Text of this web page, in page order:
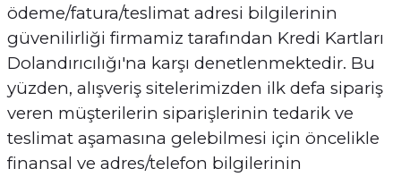
ödeme/fatura/teslimat adresi bilgilerinin
güvenilirliği firmamiz tarafından Kredi Kartları
Dolandırıcılığı'na karşı denetlenmektedir. Bu
yüzden, alışveriş sitelerimizden ilk defa sipariş
veren müşterilerin siparişlerinin tedarik ve
teslimat aşamasına gelebilmesi için öncelikle
finansal ve adres/telefon bilgilerinin